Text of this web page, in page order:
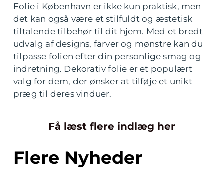
Folie i København er ikke kun praktisk, men
det kan også være et stilfuldt og æstetisk
tiltalende tilbehør til dit hjem. Med et bredt
udvalg af designs, farver og mønstre kan du
tilpasse folien efter din personlige smag og
indretning. Dekorativ folie er et populært
valg for dem, der ønsker at tilføje et unikt
præg til deres vinduer.
Få læst flere indlæg her
Flere Nyheder